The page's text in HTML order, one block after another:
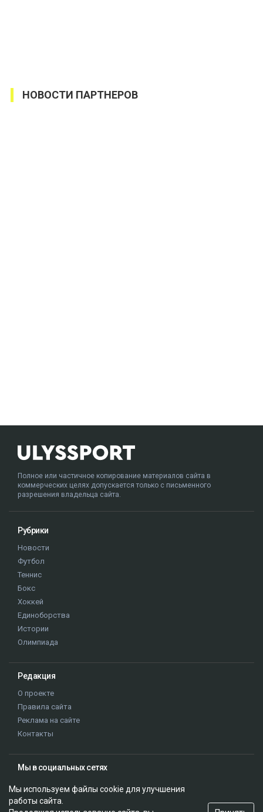
НОВОСТИ ПАРТНЕРОВ
Полное или частичное копирование материалов сайта в
коммерческих целях допускается только с письменного
разрешения владельца сайта.
Рубрики
Новости
Футбол
Теннис
Бокс
Хоккей
Единоборства
Истории
Олимпиада
Редакция
О проекте
Правила сайта
Реклама на сайте
Контакты
Мы в социальных сетях
Мы используем файлы cookie для улучшения
работы сайта.